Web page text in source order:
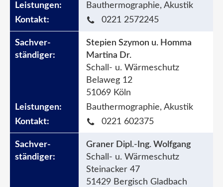
Bauthermographie, Akustik
0221 2572245
Stepien Szymon u. Homma
Martina Dr.
Schall- u. Wärmeschutz
Belaweg 12
51069 Köln
Bauthermographie, Akustik
0221 602375
Graner Dipl.-Ing. Wolfgang
Schall- u. Wärmeschutz
Steinacker 47
51429 Bergisch Gladbach